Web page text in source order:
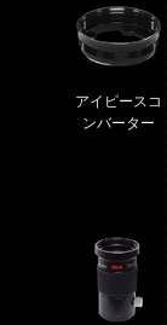
アイピースコ
ンバーター